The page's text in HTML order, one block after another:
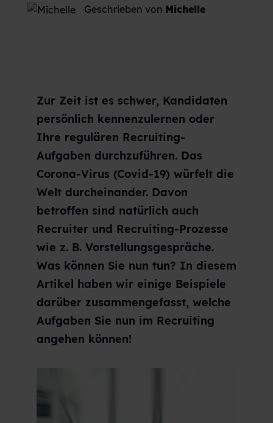
Geschrieben von Michelle
Zur Zeit ist es schwer, Kandidaten
persönlich kennenzulernen oder
Ihre regulären Recruiting-
Aufgaben durchzuführen. Das
Corona-Virus (Covid-19) würfelt die
Welt durcheinander. Davon
betroffen sind natürlich auch
Recruiter und Recruiting-Prozesse
wie z. B. Vorstellungsgespräche.
Was können Sie nun tun? In diesem
Artikel haben wir einige Beispiele
darüber zusammengefasst, welche
Aufgaben Sie nun im Recruiting
angehen können!